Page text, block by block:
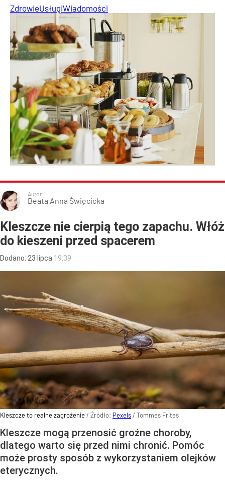
ZdrowieUsługiWiadomości
Autor:
Beata Anna Święcicka
Kleszcze nie cierpią tego zapachu. Włóż
do kieszeni przed spacerem
Dodano: 23 lipca 19:39
Kleszcze to realne zagrożenie/ Źródło: Pexels/ Tommes Frites
Kleszcze mogą przenosić groźne choroby,
dlatego warto się przed nimi chronić. Pomóc
może prosty sposób z wykorzystaniem olejków
eterycznych.